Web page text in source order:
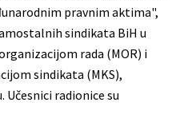
pravnim aktima",
sindikata BiH u
rada (MOR) i
sindikata (MKS),
Učesnici radionice su